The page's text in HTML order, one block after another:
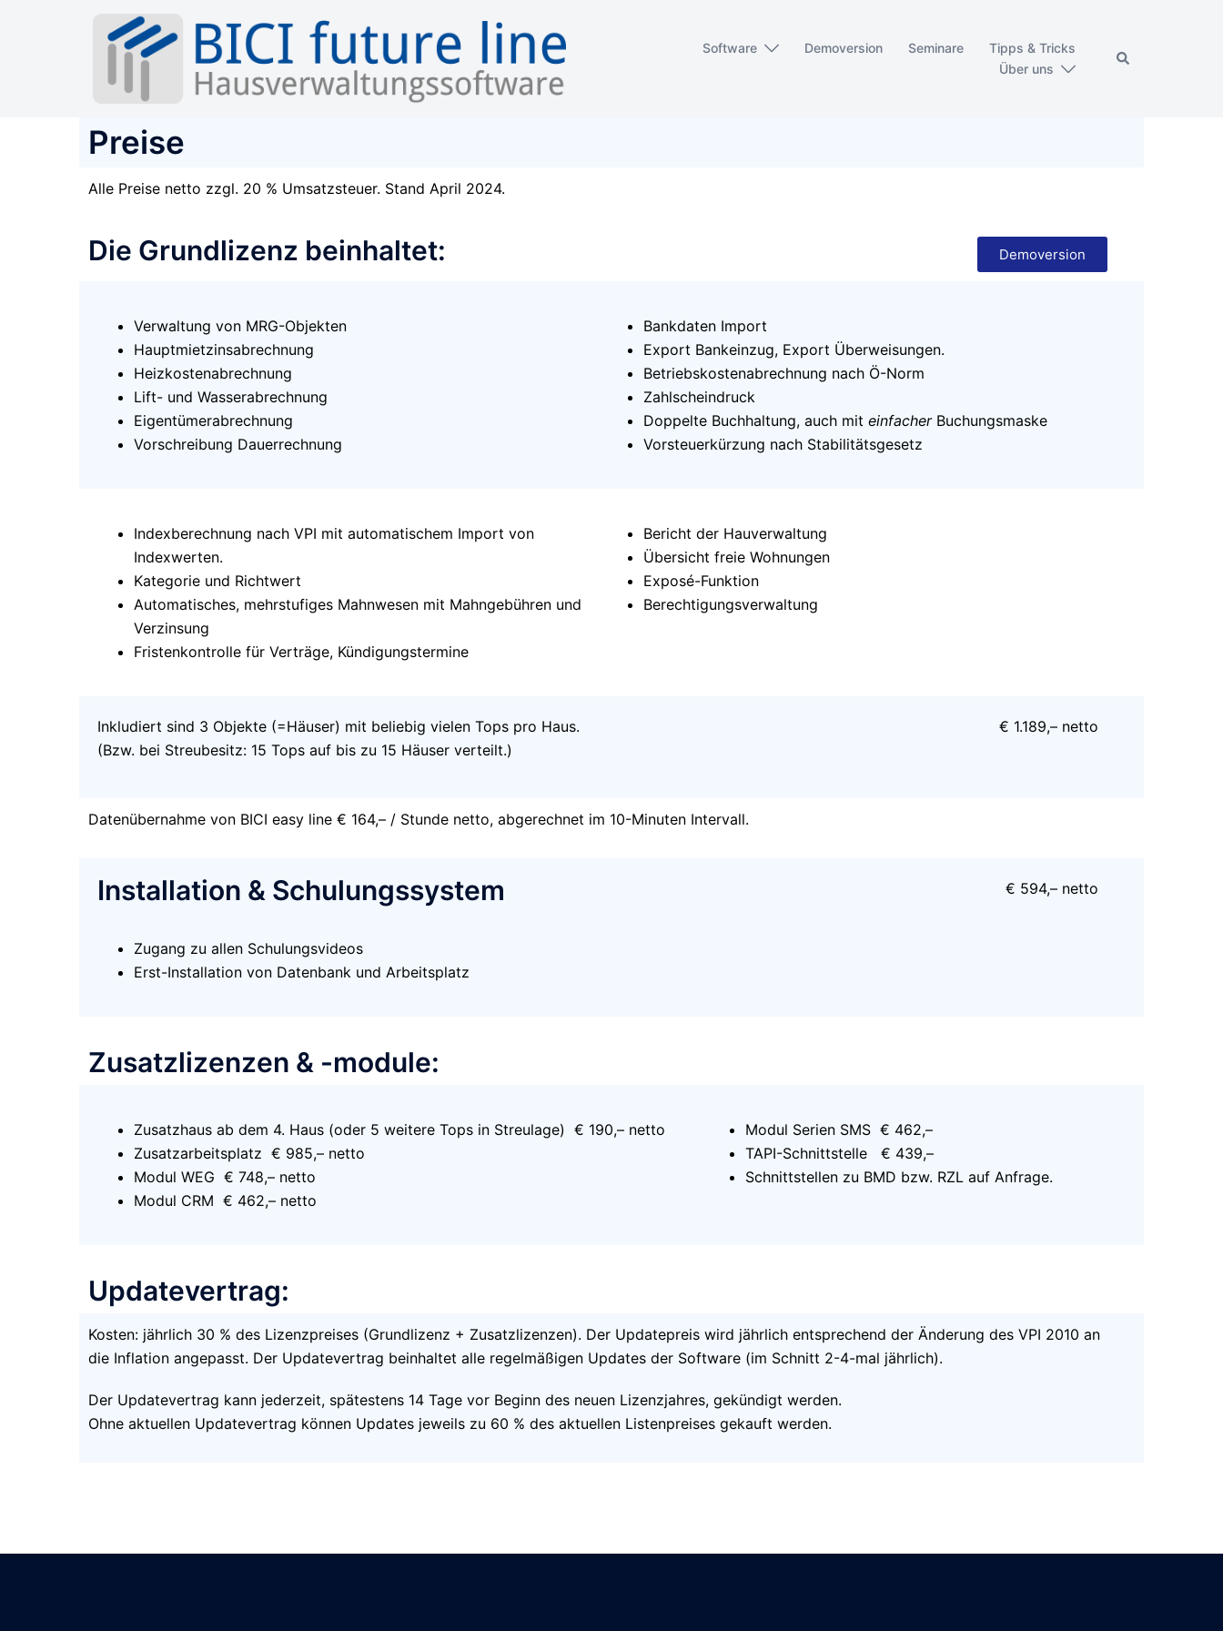
Software Demoversion Seminare
Tipps & Tricks
Über uns
Preise
Alle Preise netto zzgl. 20 % Umsatzsteuer. Stand April 2024.
Die Grundlizenz beinhaltet: Demoversion
Verwaltung von MRG-Objekten
Hauptmietzinsabrechnung
Heizkostenabrechnung
Lift- und Wasserabrechnung
Eigentümerabrechnung
Vorschreibung Dauerrechnung
Bankdaten Import
Export Bankeinzug, Export Überweisungen.
Betriebskostenabrechnung nach Ö-Norm
Zahlscheindruck
Doppelte Buchhaltung, auch mit einfacherBuchungsmaske
Vorsteuerkürzung nach Stabilitätsgesetz
Indexberechnung nach VPI mit automatischem Import von
Indexwerten.
Kategorie und Richtwert
Automatisches, mehrstufiges Mahnwesen mit Mahngebühren und
Verzinsung
Fristenkontrolle für Verträge, Kündigungstermine
Bericht der Hauverwaltung
Übersicht freie Wohnungen
Exposé-Funktion
Berechtigungsverwaltung
Inkludiert sind 3 Objekte (=Häuser) mit beliebig vielen Tops pro Haus.
(Bzw. bei Streubesitz: 15 Tops auf bis zu 15 Häuser verteilt.)
€ 1.189,– netto
Datenübernahme von BICI easy line € 164,– / Stunde netto, abgerechnet im 10-Minuten Intervall.
Installation & Schulungssystem
Zugang zu allen Schulungsvideos
Erst-Installation von Datenbank und Arbeitsplatz
€ 594,– netto
Zusatzlizenzen & -module:
Zusatzhaus ab dem 4. Haus (oder 5 weitere Tops in Streulage) € 190,– netto
Zusatzarbeitsplatz € 985,– netto
Modul WEG € 748,– netto
Modul CRM € 462,– netto
Modul Serien SMS € 462,–
TAPI-Schnittstelle € 439,–
Schnittstellen zu BMD bzw. RZL auf Anfrage.
Updatevertrag:
Kosten: jährlich 30 % des Lizenzpreises (Grundlizenz + Zusatzlizenzen). Der Updatepreis wird jährlich entsprechend der Änderung des VPI 2010 an
die Inflation angepasst. Der Updatevertrag beinhaltet alle regelmäßigen Updates der Software (im Schnitt 2-4-mal jährlich).
Der Updatevertrag kann jederzeit, spätestens 14 Tage vor Beginn des neuen Lizenzjahres, gekündigt werden.
Ohne aktuellen Updatevertrag können Updates jeweils zu 60 % des aktuellen Listenpreises gekauft werden.